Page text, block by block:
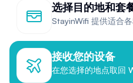
选择目的地和套
StayinWifi 提供适合各
接收您的设备
在您选择的地点取回